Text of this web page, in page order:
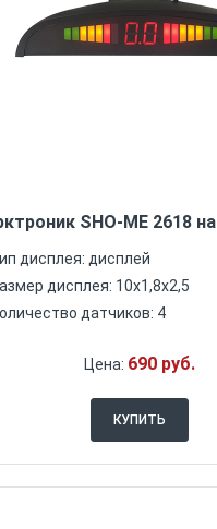
SHO-ME 2618
дисплея: дисплей
дисплея: 10х1,8х2,5
датчиков: 4
Цена: 690 руб.
КУПИТЬ